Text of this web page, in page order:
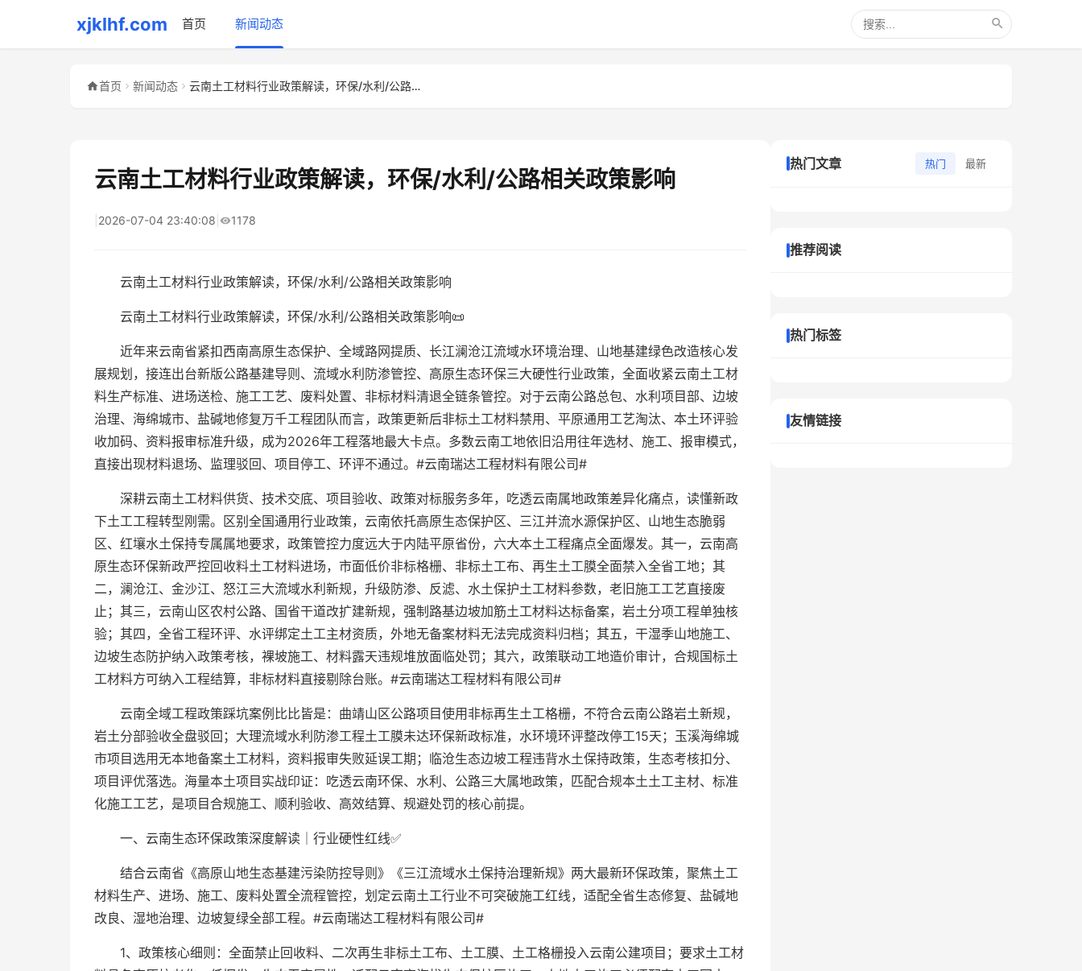
xjklhf.com 首页 新闻动态
首页 新闻动态 云南土工材料行业政策解读，环保/水利/公路相关政策影响
云南土工材料行业政策解读，环保/水利/公路相关政策影响
2026-07-04 23:40:08 1178
云南土工材料行业政策解读，环保/水利/公路相关政策影响
云南土工材料行业政策解读，环保/水利/公路相关政策影响📜
近年来云南省紧扣西南高原生态保护、全域路网提质、长江澜沧江流域水环境治理、山地基建绿色改造核心发
展规划，接连出台新版公路基建导则、流域水利防渗管控、高原生态环保三大硬性行业政策，全面收紧云南土工材
料生产标准、进场送检、施工工艺、废料处置、非标材料清退全链条管控。对于云南公路总包、水利项目部、边坡
治理、海绵城市、盐碱地修复万千工程团队而言，政策更新后非标土工材料禁用、平原通用工艺淘汰、本土环评验
收加码、资料报审标准升级，成为2026年工程落地最大卡点。多数云南工地依旧沿用往年选材、施工、报审模式，
直接出现材料退场、监理驳回、项目停工、环评不通过。#云南瑞达工程材料有限公司#
深耕云南土工材料供货、技术交底、项目验收、政策对标服务多年，吃透云南属地政策差异化痛点，读懂新政
下土工工程转型刚需。区别全国通用行业政策，云南依托高原生态保护区、三江并流水源保护区、山地生态脆弱
区、红壤水土保持专属属地要求，政策管控力度远大于内陆平原省份，六大本土工程痛点全面爆发。其一，云南高
原生态环保新政严控回收料土工材料进场，市面低价非标格栅、非标土工布、再生土工膜全面禁入全省工地；其
二，澜沧江、金沙江、怒江三大流域水利新规，升级防渗、反滤、水土保护土工材料参数，老旧施工工艺直接废
止；其三，云南山区农村公路、国省干道改扩建新规，强制路基边坡加筋土工材料达标备案，岩土分项工程单独核
验；其四，全省工程环评、水评绑定土工主材资质，外地无备案材料无法完成资料归档；其五，干湿季山地施工、
边坡生态防护纳入政策考核，裸坡施工、材料露天违规堆放面临处罚；其六，政策联动工地造价审计，合规国标土
工材料方可纳入工程结算，非标材料直接剔除台账。#云南瑞达工程材料有限公司#
云南全域工程政策踩坑案例比比皆是：曲靖山区公路项目使用非标再生土工格栅，不符合云南公路岩土新规，
岩土分部验收全盘驳回；大理流域水利防渗工程土工膜未达环保新政标准，水环境环评整改停工15天；玉溪海绵城
市项目选用无本地备案土工材料，资料报审失败延误工期；临沧生态边坡工程违背水土保持政策，生态考核扣分、
项目评优落选。海量本土项目实战印证：吃透云南环保、水利、公路三大属地政策，匹配合规本土土工主材、标准
化施工工艺，是项目合规施工、顺利验收、高效结算、规避处罚的核心前提。
一、云南生态环保政策深度解读｜行业硬性红线✅
结合云南省《高原山地生态基建污染防控导则》《三江流域水土保持治理新规》两大最新环保政策，聚焦土工
材料生产、进场、施工、废料处置全流程管控，划定云南土工行业不可突破施工红线，适配全省生态修复、盐碱地
改良、湿地治理、边坡复绿全部工程。#云南瑞达工程材料有限公司#
1、政策核心细则：全面禁止回收料、二次再生非标土工布、土工膜、土工格栅投入云南公建项目；要求土工材
热门文章 热门 最新
推荐阅读
热门标签
友情链接